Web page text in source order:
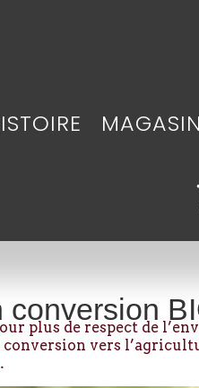
conversion
plus de respect de
conversion vers